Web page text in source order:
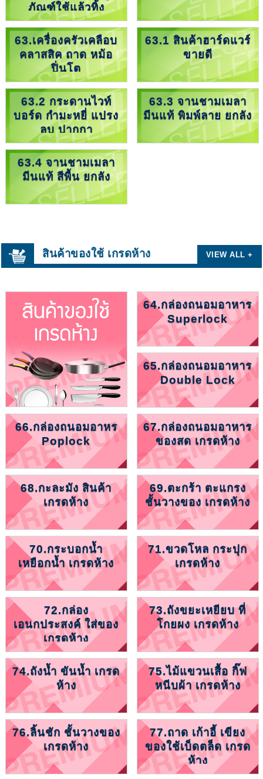
ภัณฑ์ใช้แล้วทิ้ง
63.เครื่องครัวเคลือบ
คลาสสิค ถาด หม้อ
ปิ่นโต
63.1 สินค้าฮาร์ดแวร์
ขายดี
63.2 กระดานไวท์
บอร์ด กำมะหยี่ แปรง
ลบ ปากกา
63.3 จานชามเมลา
มีนแท้ พิมพ์ลาย ยกลัง
63.4 จานชามเมลา
มีนแท้ สีพื้น ยกลัง
สินค้าของใช้ เกรดห้าง VIEW ALL +
64.กล่องถนอมอาหาร
Superlock
65.กล่องถนอมอาหาร
Double Lock
66.กล่องถนอมอาหร
Poplock
67.กล่องถนอมอาหาร
ของสด เกรดห้าง
68.กะละมัง สินค้า
เกรดห้าง
69.ตะกร้า ตะแกรง
ชั้นวางของ เกรดห้าง
70.กระบอกน้ำ
เหยือกน้ำ เกรดห้าง
71.ขวดโหล กระปุก
เกรดห้าง
72.กล่อง
เอนกประสงค์ ใส่ของ
เกรดห้าง
73.ถังขยะเหยียบ ที่
โกยผง เกรดห้าง
74.ถังน้ำ ขันน้ำ เกรด
ห้าง
75.ไม้แขวนเสื้อ กิ๊ฟ
หนีบผ้า เกรดห้าง
76.ลิ้นชัก ชั้นวางของ
เกรดห้าง
77.ถาด เก้าอี้ เขียง
ของใช้เบ็ดตล็ด เกรด
ห้าง